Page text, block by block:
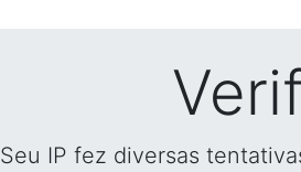
Seu IP fez diversas